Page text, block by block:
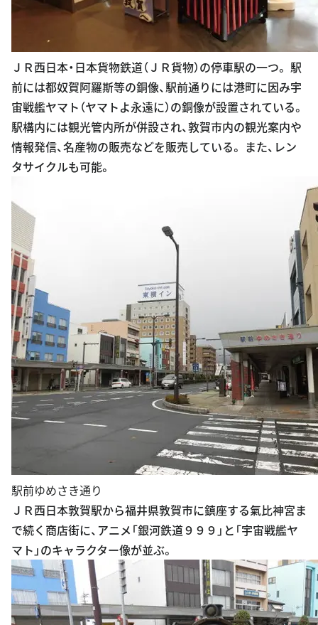
ＪＲ西日本・日本貨物鉄道（ＪＲ貨物）の停車駅の一つ。 駅
前には都奴賀阿羅斯等の銅像、駅前通りには港町に因み宇
宙戦艦ヤマト（ヤマトよ永遠に）の銅像が設置されている。
駅構内には観光管内所が併設され、敦賀市内の観光案内や
情報発信、名産物の販売などを販売している。 また、レン
タサイクルも可能。
駅前ゆめさき通り
ＪＲ西日本敦賀駅から福井県敦賀市に鎮座する氣比神宮ま
で続く商店街に、アニメ「銀河鉄道９９９」と「宇宙戦艦ヤ
マト」のキャラクター像が並ぶ。